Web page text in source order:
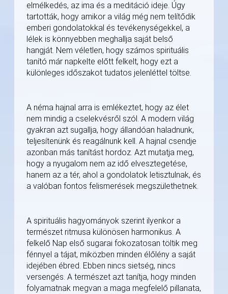
elmélkedés, az ima és a meditáció ideje. Úgy
tartották, hogy amikor a világ még nem telítődik
emberi gondolatokkal és tevékenységekkel, a
lélek is könnyebben meghallja saját belső
hangját. Nem véletlen, hogy számos spirituális
tanító már napkelte előtt felkelt, hogy ezt a
különleges időszakot tudatos jelenléttel töltse.
A néma hajnal arra is emlékeztet, hogy az élet
nem mindig a cselekvésről szól. A modern világ
gyakran azt sugallja, hogy állandóan haladnunk,
teljesítenünk és reagálnunk kell. A hajnal csendje
azonban más tanítást hordoz. Azt mutatja meg,
hogy a nyugalom nem az idő elvesztegetése,
hanem az a tér, ahol a gondolatok letisztulnak, és
a valóban fontos felismerések megszülethetnek.
A spirituális hagyományok szerint ilyenkor a
természet ritmusa különösen harmonikus. A
felkelő Nap első sugarai fokozatosan töltik meg
fénnyel a tájat, miközben minden élőlény a saját
idejében ébred. Ebben nincs sietség, nincs
versengés. A természet azt tanítja, hogy minden
folyamatnak megvan a maga megfelelő pillanata,